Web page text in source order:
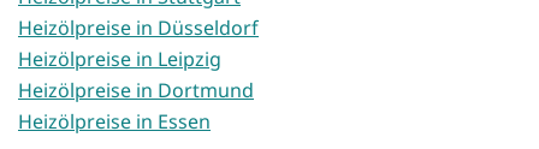
Heizölpreise in Düsseldorf
Heizölpreise in Leipzig
Heizölpreise in Dortmund
Heizölpreise in Essen